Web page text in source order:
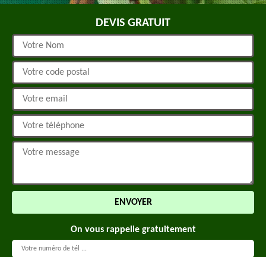
DEVIS GRATUIT
On vous rappelle gratuitement